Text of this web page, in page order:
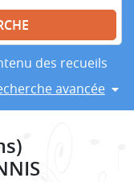
des recueils
avancée